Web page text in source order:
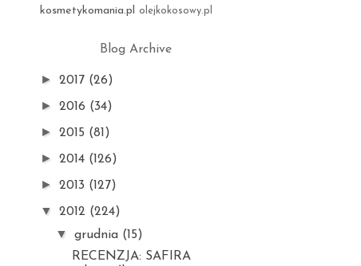
kosmetykomania.pl olejkokosowy.pl
Blog Archive
► 2017 (26)
► 2016 (34)
► 2015 (81)
► 2014 (126)
► 2013 (127)
▼ 2012 (224)
▼grudnia (15)
RECENZJA: SAFIRA